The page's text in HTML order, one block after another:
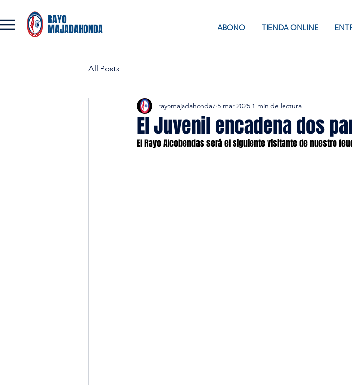
ABONO TIENDA ONLINE
RAYO
MAJADAHONDA
All Posts
El Juvenil encadena dos
rayomajadahonda7 5 mar 2025 1 min de lectura
El Rayo Alcobendas será el siguiente visitante de nuestro